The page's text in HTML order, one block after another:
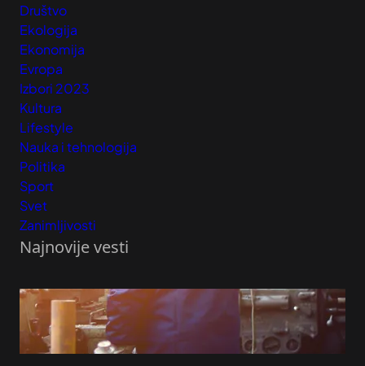
Društvo
Ekologija
Ekonomija
Evropa
Izbori 2023
Kultura
Lifestyle
Nauka i tehnologija
Politika
Sport
Svet
Zanimljivosti
Najnovije vesti